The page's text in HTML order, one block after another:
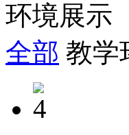
环境展示
全部 教学